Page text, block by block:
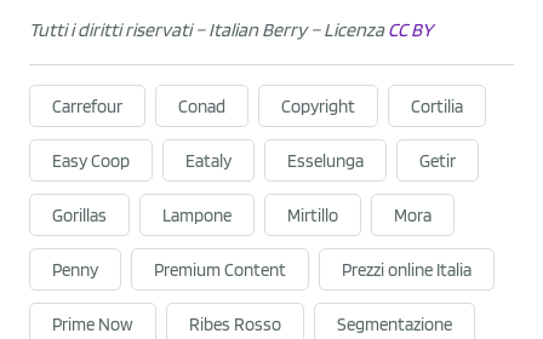
Tutti i diritti riservati – Italian Berry – LicenzaCC BY
Carrefour Conad Copyright Cortilia
Easy Coop Eataly Esselunga Getir
Gorillas Lampone Mirtillo Mora
Penny Premium Content Prezzi online Italia
Prime Now Ribes Rosso Segmentazione